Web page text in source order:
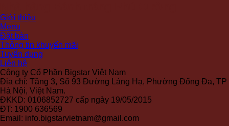
Giới thiệu
Menu
Đặt bàn
Thông tin khuyến mãi
Tuyển dụng
Liên hệ
Công ty Cổ Phần Bigstar Việt Nam
Địa chỉ: Tầng 3, Số 93 Đường Láng Hạ, Phường Đống Đa, TP
Hà Nội, Việt Nam.
ĐKKD: 0106852727 cấp ngày 19/05/2015
ĐT: 1900 636569
Email: info.bigstarvietnam@gmail.com